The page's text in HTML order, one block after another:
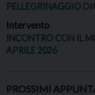
PELLEGRINAGGIO
Intervento
INCONTRO CON IL
APRILE 2026
PROSSIMI